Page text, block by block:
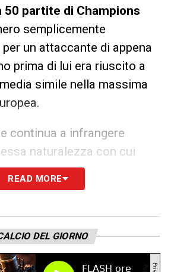
50 partite di Champions
semplicemente
un attaccante di appena
prima di lui era riuscito a
simile nella massima
continua a infrangere
naturalezza con cui
figura centrale nel
Il Manchester City
solo per la quantità di reti
per la qualità delle sue
READ MORE
DEL GIORNO